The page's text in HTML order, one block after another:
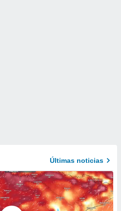
Últimas noticias